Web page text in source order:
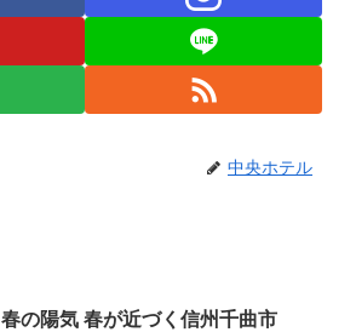
中央ホテル
春の陽気 春が近づく信州千曲市